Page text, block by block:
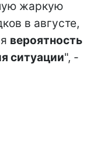
жаркую
в августе,
вероятность
ситуации", -